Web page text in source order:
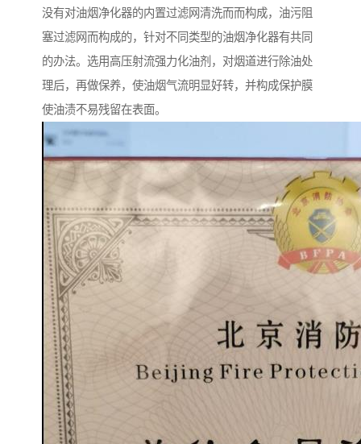
没有对油烟净化器的内置过滤网清洗而而构成，油污阻
塞过滤网而构成的，针对不同类型的油烟净化器有共同
的办法。选用高压射流强力化油剂，对烟道进行除油处
理后，再做保养，使油烟气流明显好转，并构成保护膜
使油渍不易残留在表面。